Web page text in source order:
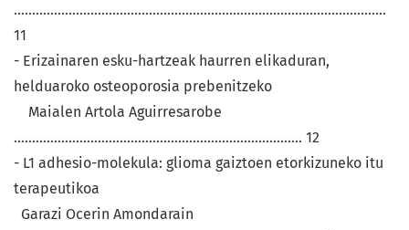
......................................................................................................
11
- Erizainaren esku-hartzeak haurren elikaduran,
helduaroko osteoporosia prebenitzeko
Maialen Artola Aguirresarobe
............................................................................... 12
- L1 adhesio-molekula: glioma gaiztoen etorkizuneko itu
terapeutikoa
Garazi Ocerin Amondarain